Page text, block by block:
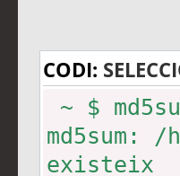
CODI:
~ $
md5sum:
existeix